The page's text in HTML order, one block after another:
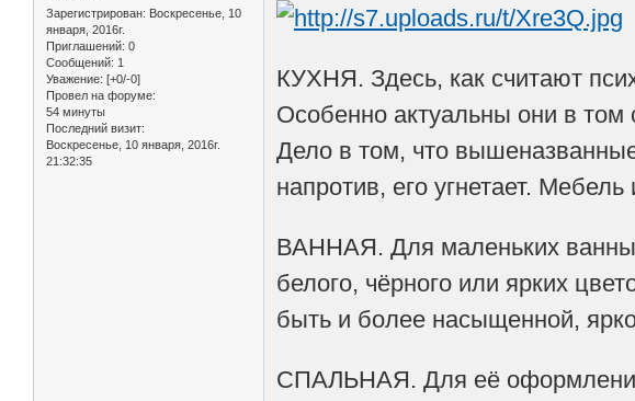
Зарегистрирован: Воскресенье, 10
января, 2016г.
Приглашений: 0
Сообщений: 1
Уважение: [+0/-0]
Провел на форуме:
54 минуты
Последний визит:
Воскресенье, 10 января, 2016г.
21:32:35
КУХНЯ. Здесь, как считают
Особенно актуальны они в том
Дело в том, что
напротив, его угнетает.
ВАННАЯ. Для маленьких
белого, чёрного или ярких
быть и более насыщенной,
СПАЛЬНАЯ. Для её оформления